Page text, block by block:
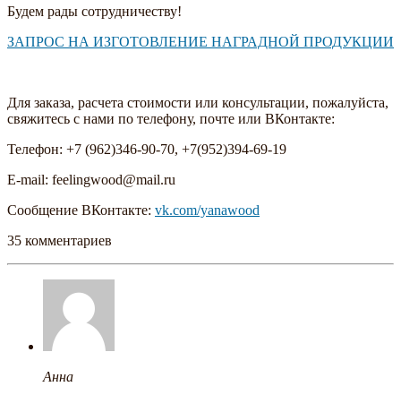
Будем рады сотрудничеству!
ЗАПРОС НА ИЗГОТОВЛЕНИЕ НАГРАДНОЙ ПРОДУКЦИИ
Для заказа, расчета стоимости или консультации, пожалуйста,
свяжитесь с нами по телефону, почте или ВКонтакте:
Телефон: +7 (962)346-90-70, +7(952)394-69-19
E-mail: feelingwood@mail.ru
Сообщение ВКонтакте: vk.com/yanawood
35 комментариев
Анна